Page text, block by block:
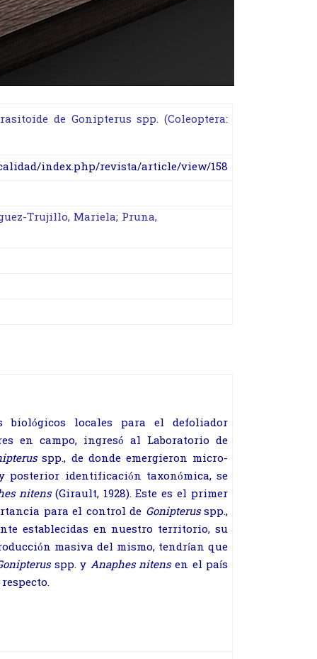
de Gonipterus spp. (Coleoptera:
index.php/revista/article/view/158
Trujillo, Mariela; Pruna,
biológicos locales para el defoliador
en campo, ingresó al Laboratorio de
spp., de donde emergieron micro-
posterior identificación taxonómica, se
nitens(Girault, 1928). Este es el primer
para el control de Gonipterusspp.,
establecidas en nuestro territorio, su
masiva del mismo, tendrían que
spp. y Anaphes nitensen el país